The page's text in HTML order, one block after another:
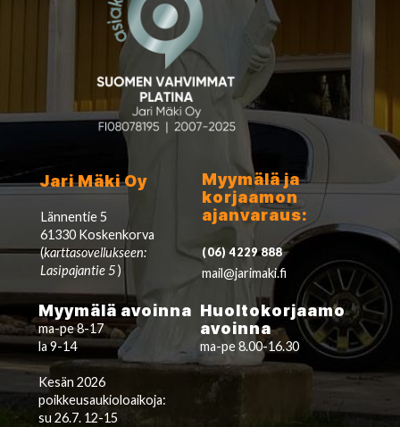
Jari Mäki Oy
Lännentie 5
61330 Koskenkorva
(karttasovellukseen:
Lasipajantie 5)
Myymälä ja
korjaamon
ajanvaraus:
(06) 4229 888
mail@jarimaki.fi
Myymälä avoinna
ma-pe 8-17
la 9-14
Kesän 2026
poikkeusaukioloaikoja:
su 26.7. 12-15
Huoltokorjaamo
avoinna
ma-pe 8.00-16.30